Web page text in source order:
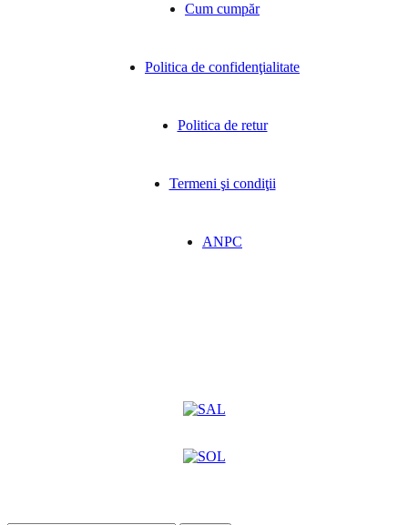
Cum cumpăr
Politica de confidenţialitate
Politica de retur
Termeni şi condiţii
ANPC